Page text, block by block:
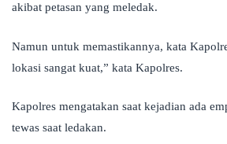
akibat petasan yang meledak.
Namun untuk memastikannya, kata
lokasi sangat kuat,” kata Kapolres.
Kapolres mengatakan saat kejadian ada
tewas saat ledakan.